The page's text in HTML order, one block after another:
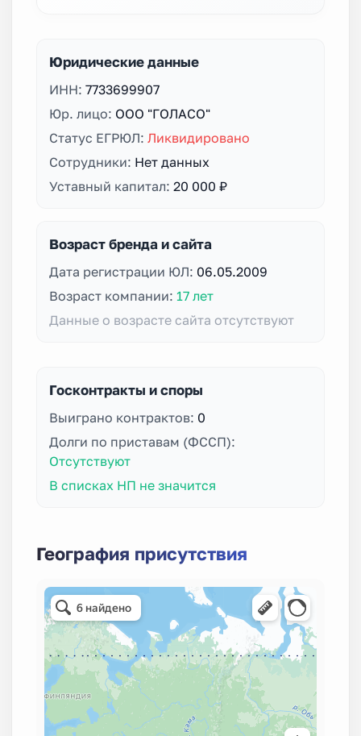
Юридические данные
ИНН: 7733699907
Юр. лицо: ООО "ГОЛАСО"
Статус ЕГРЮЛ: Ликвидировано
Сотрудники: Нет данных
Уставный капитал: 20 000 ₽
Возраст бренда и сайта
Дата регистрации ЮЛ: 06.05.2009
Возраст компании: 17 лет
Данные о возрасте сайта отсутствуют
Госконтракты и споры
Выиграно контрактов: 0
Долги по приставам (ФССП):
Отсутствуют
В списках НП не значится
География присутствия